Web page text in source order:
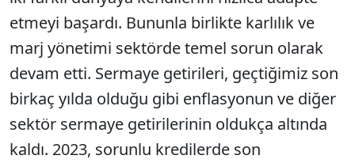
etmeyi başardı. Bununla birlikte karlılık ve
marj yönetimi sektörde temel sorun olarak
devam etti. Sermaye getirileri, geçtiğimiz son
birkaç yılda olduğu gibi enflasyonun ve diğer
sektör sermaye getirilerinin oldukça altında
kaldı. 2023, sorunlu kredilerde son